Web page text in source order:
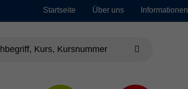
Startseite Über uns Informationen